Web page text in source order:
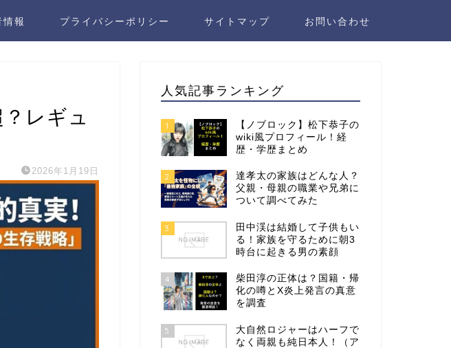
報 プライバシーポリシー サイトマップ お問い合わせ
レギュ
2026年1月19日
人気記事ランキング
1
【ノブロック】松下恭子の
wiki風プロフィール！経
歴・学歴まとめ
2
達孝太の家族はどんな人？
父親・母親の職業や兄弟に
ついて調べてみた
3
田中渓は結婚して子供もい
る！家族を守るために朝3
時台に起きる男の素顔
4
柴田淳の正体は？国籍・帰
化の噂とX炎上発言の真意
を調査
5
大自然ロジャーはハーフで
なく両親も純日本人！（ア